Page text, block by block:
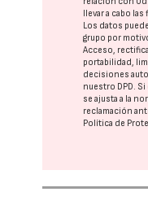
llevar a cabo
Los datos
grupo por
Acceso,
portabilidad,
decisiones
nuestro DPD.
se ajusta a la
reclamación
Política de